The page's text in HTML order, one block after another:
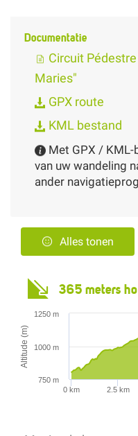
Documentatie
Circuit
Maries"
GPX route
KML bestand
Met GPX /
van uw wandeling
ander
Alles tonen
365 meters
Altitude (m)
0 km 2.5 km
1000 m
750 m
1250 m